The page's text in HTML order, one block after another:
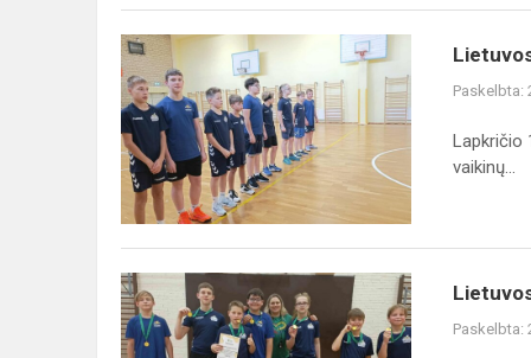
olimpiados
II
tu...
Lietuvos
mokyklų
žaidynių
vaikinų
kvadrato
zoninės
varžybos
Paskelbta:
Lapkričio
vaikinų...
Lietuvos
mokyklų
žaidynių
Paskelbta: